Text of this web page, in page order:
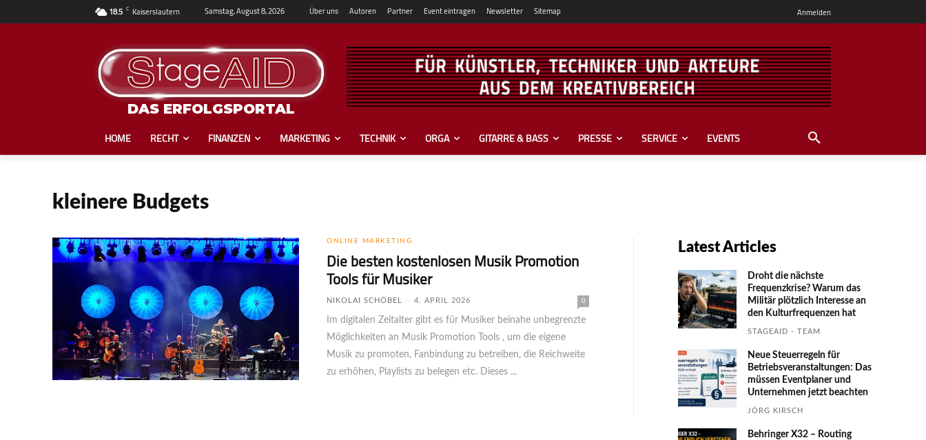
18.5 C Kaiserslautern Samstag, August 8, 2026 Über uns Autoren Partner Event eintragen Newsletter Sitemap Anmelden
DAS ERFOLGSPORTAL
HOME RECHT FINANZEN MARKETING TECHNIK ORGA GITARRE & BASS PRESSE SERVICE EVENTS
kleinere Budgets
ONLINE MARKETING
Die besten kostenlosen Musik Promotion
Tools für Musiker
NIKOLAI SCHÖBEL - 4. APRIL 2026 0
Im digitalen Zeitalter gibt es für Musiker beinahe unbegrenzte
Möglichkeiten an Musik Promotion Tools , um die eigene
Musik zu promoten, Fanbindung zu betreiben, die Reichweite
zu erhöhen, Playlists zu belegen etc. Dieses ...
Latest Articles
Droht die nächste
Frequenzkrise? Warum das
Mili­tär plötzlich Inte­resse an
den Kultur­fre­quen­zen hat
STAGEAID - TEAM
Neue Steuerregeln für
Betriebs­ver­an­stal­tungen: Das
müssen Event­planer und
Unter­nehmen jetzt beachten
JÖRG KIRSCH
Behringer X32 – Routing